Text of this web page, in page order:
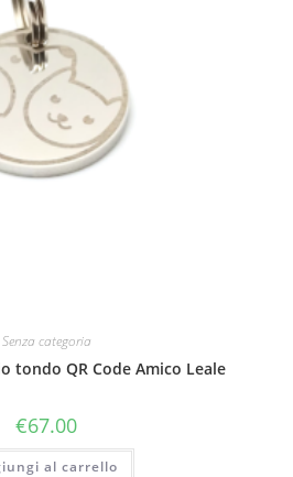
Senza categoria
tondo QR Code Amico Leale
€67.00
al carrello